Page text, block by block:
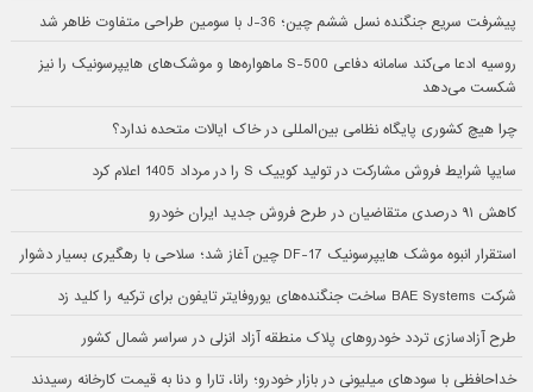
پیشرفت سریع جنگنده نسل ششم چین؛ J-36 با سومین طراحی متفاوت ظاهر شد
روسیه ادعا می‌کند سامانه دفاعی S-500 ماهواره‌ها و موشک‌های هایپرسونیک را نیز
شکست می‌دهد
چرا هیچ کشوری پایگاه نظامی بین‌المللی در خاک ایالات متحده ندارد؟
سایپا شرایط فروش مشارکت در تولید کوییک S را در مرداد 1405 اعلام کرد
کاهش ۹۱ درصدی متقاضیان در طرح فروش جدید ایران خودرو
استقرار انبوه موشک هایپرسونیک DF-17 چین آغاز شد؛ سلاحی با رهگیری بسیار دشوار
شرکت BAE Systems ساخت جنگنده‌های یوروفایتر تایفون برای ترکیه را کلید زد
طرح آزادسازی تردد خودروهای پلاک منطقه آزاد انزلی در سراسر شمال کشور
خداحافظی با سودهای میلیونی در بازار خودرو؛ رانا، تارا و دنا به قیمت کارخانه رسیدند